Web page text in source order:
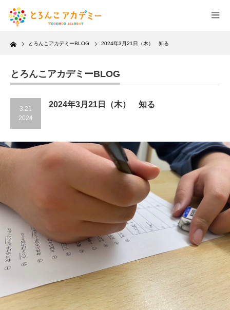
Home とろんこアカデミーBLOG 2024年3月21日（木） 知る
とろんこアカデミーBLOG
3.21
2024
2024年3月21日（木） 知る